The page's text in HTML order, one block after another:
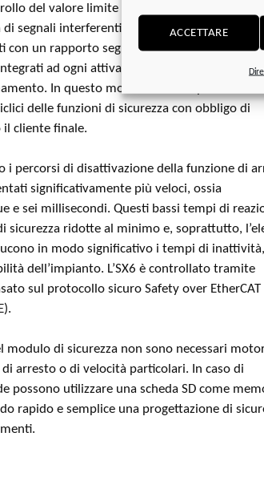
ACCETTARE
del valore limite basato sulla posizione e
di segnali interferenti, i valori limite desiderati
con un rapporto segnale/rumore minimo.
ad ogni attivazione dispositivo, dopo
In questo modo non sono più necessari
delle funzioni di sicurezza con obbligo di
il cliente finale.
i percorsi di disattivazione della funzione di
significativamente più veloci, ossia
e sei millisecondi. Questi bassi tempi di
sicurezza ridotte al minimo e, soprattutto,
in modo significativo i tempi di inattività,
dell’impianto. L’SX6 è controllato tramite
sul protocollo sicuro Safety over EtherCAT
modulo di sicurezza non sono necessari
arresto o di velocità particolari. In caso di
possono utilizzare una scheda SD come
rapido e semplice una progettazione di